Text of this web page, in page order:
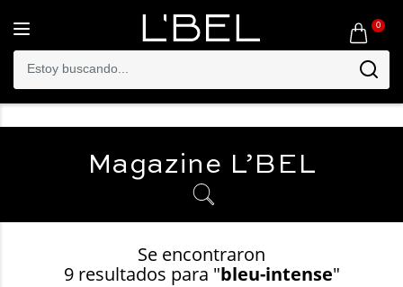
0
Magazine L’BEL
Se encontraron
9 resultados para "bleu-intense"